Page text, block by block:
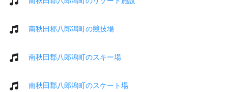
南秋田郡八郎潟町の競技場
南秋田郡八郎潟町のスキー場
南秋田郡八郎潟町のスケート場